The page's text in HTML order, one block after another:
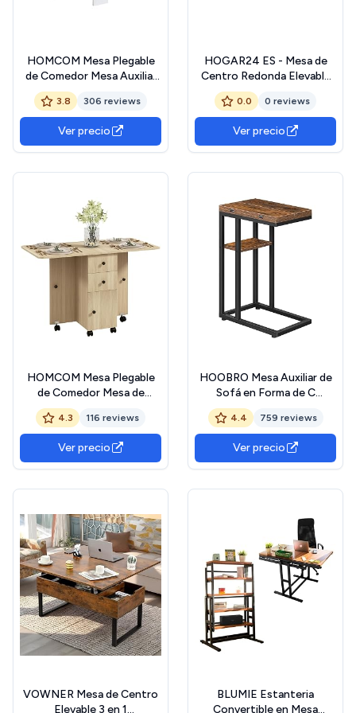
HOMCOM Mesa Plegable
de Comedor Mesa Auxiliar
de Cocina con 2 Alas
Abatibles Ahorra Espacio
Diseño Moderno
103x76x73,5cm Madera
3.8 306 reviews
Ver precio
HOGAR24 ES - Mesa de
Centro Redonda Elevable
con Almacenaje Oculto
Color Blanco y Madera,
Medidas: 90x90 cm – Mesa
de Café Convertible en
Escritorio con Estante
0.0 0 reviews
Ver precio
HOMCOM Mesa Plegable
de Comedor Mesa de
Cocina Plegable con
Ruedas Alas Abatibles
Cajones y Armario para 4-6
Personas 120x60x76,5 cm
Natural
4.3 116 reviews
Ver precio
HOOBRO Mesa Auxiliar de
Sofá en Forma de C
Plegable, Mesa Pequeña de
Centro de Estilo Industrial,
Mesa de Café con Estante
de Almacenamiento,
Marrón Vintage EBF29SF01
4.4 759 reviews
Ver precio
VOWNER Mesa de Centro
Elevable 3 en 1
BLUMIE Estanteria
Convertible en Mesa